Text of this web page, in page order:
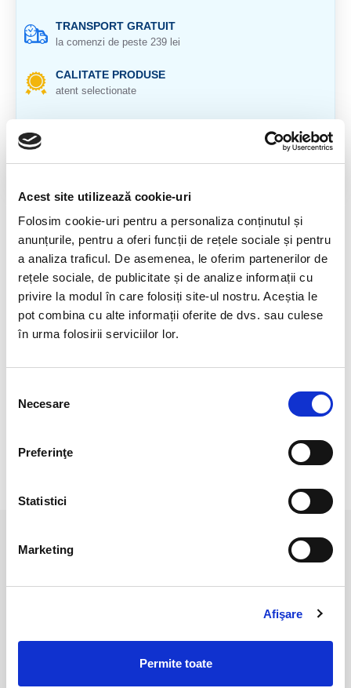
Acest site utilizează cookie-uri
Folosim cookie-uri pentru a personaliza conținutul și
anunțurile, pentru a oferi funcții de rețele sociale și pentru
a analiza traficul. De asemenea, le oferim partenerilor de
rețele sociale, de publicitate și de analize informații cu
privire la modul în care folosiți site-ul nostru. Aceștia le
pot combina cu alte informații oferite de dvs. sau culese
în urma folosirii serviciilor lor.
consimțământului
Necesare
Preferinţe
Statistici
Marketing
Afişare
Permite toate
TRANSPORT GRATUIT
la comenzi de peste 239 lei
CALITATE PRODUSE
atent selectionate
RETURNARE PRODUSE
DESCRIERE PRODUS
Origine: Brazilia
Cristal natural 100 %.
Cristal Unicat. Veti primi exact produsul din imagine.
Culoarea poate diferi usor, in functie de rezolutia
PRODUSE ASEMANATOARE